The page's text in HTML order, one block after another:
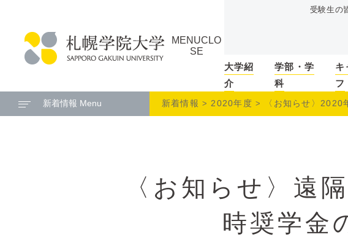
ュ
幌
学
MENUCLO
SE
受験生の
大学紹
介
学部・学
科
キ
フ
新着情報 Menu 新着情報 2020年度 〈お知らせ〉
〈お知らせ〉遠
時奨学金
ッ